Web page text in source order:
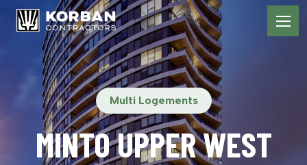
Multi Logements
MINTO UPPER WEST